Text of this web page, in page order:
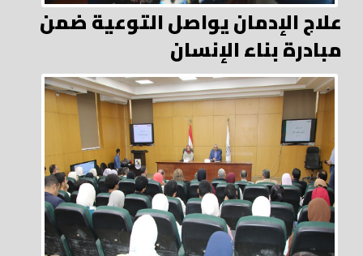
علاج الإدمان يواصل التوعية ضمن
مبادرة بناء الإنسان